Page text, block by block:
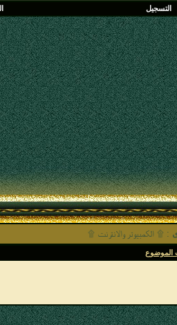
التسجيل
: ۩ الكمبيوتر والانترنت ۩
الموضوع